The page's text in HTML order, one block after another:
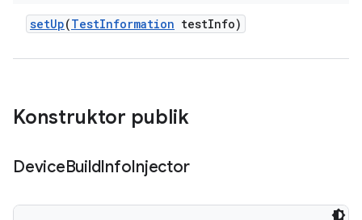
setUp(TestInformation testInfo)
Konstruktor publik
DeviceBuildInfoInjector